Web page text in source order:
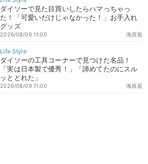
ダイソーで見た目買いしたらハマっちゃっ
た！「可愛いだけじゃなかった！」お手入れ
グッズ
海原藍
2026/08/09 11:00
ダイソーの工具コーナーで見つけた名品！
「実は日本製で優秀！」「諦めてたのにスル
ッととれた」
海原藍
2026/08/09 11:00